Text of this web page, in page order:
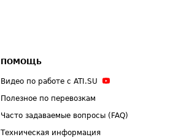
ПОМОЩЬ
Видео по работе с ATI.SU
Полезное по перевозкам
Часто задаваемые вопросы (FAQ)
Техническая информация